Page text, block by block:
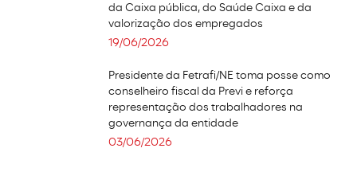
da Caixa pública, do Saúde Caixa e da
valorização dos empregados
19/06/2026
Presidente da Fetrafi/NE toma posse como
conselheiro fiscal da Previ e reforça
representação dos trabalhadores na
governança da entidade
03/06/2026